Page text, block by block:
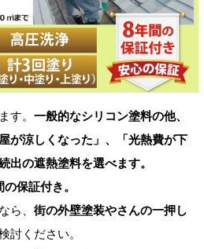
す。 一般的なシリコン塗料の他、
が涼しくなった」、「光熱費が下
出の遮熱塗料を選べます。
の保証付き。
ら、 街の外壁塗装やさんの一押し
討ください。